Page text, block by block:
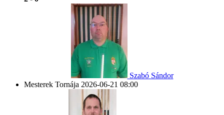
Szabó Sándor
Mesterek Tornája 2026-06-21 08:00